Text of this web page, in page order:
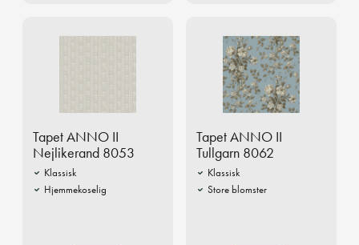
Tapet ANNO II
Nejlikerand 8053
Klassisk
Hjemmekoselig
Tapet ANNO II
Tullgarn 8062
Klassisk
Store blomster